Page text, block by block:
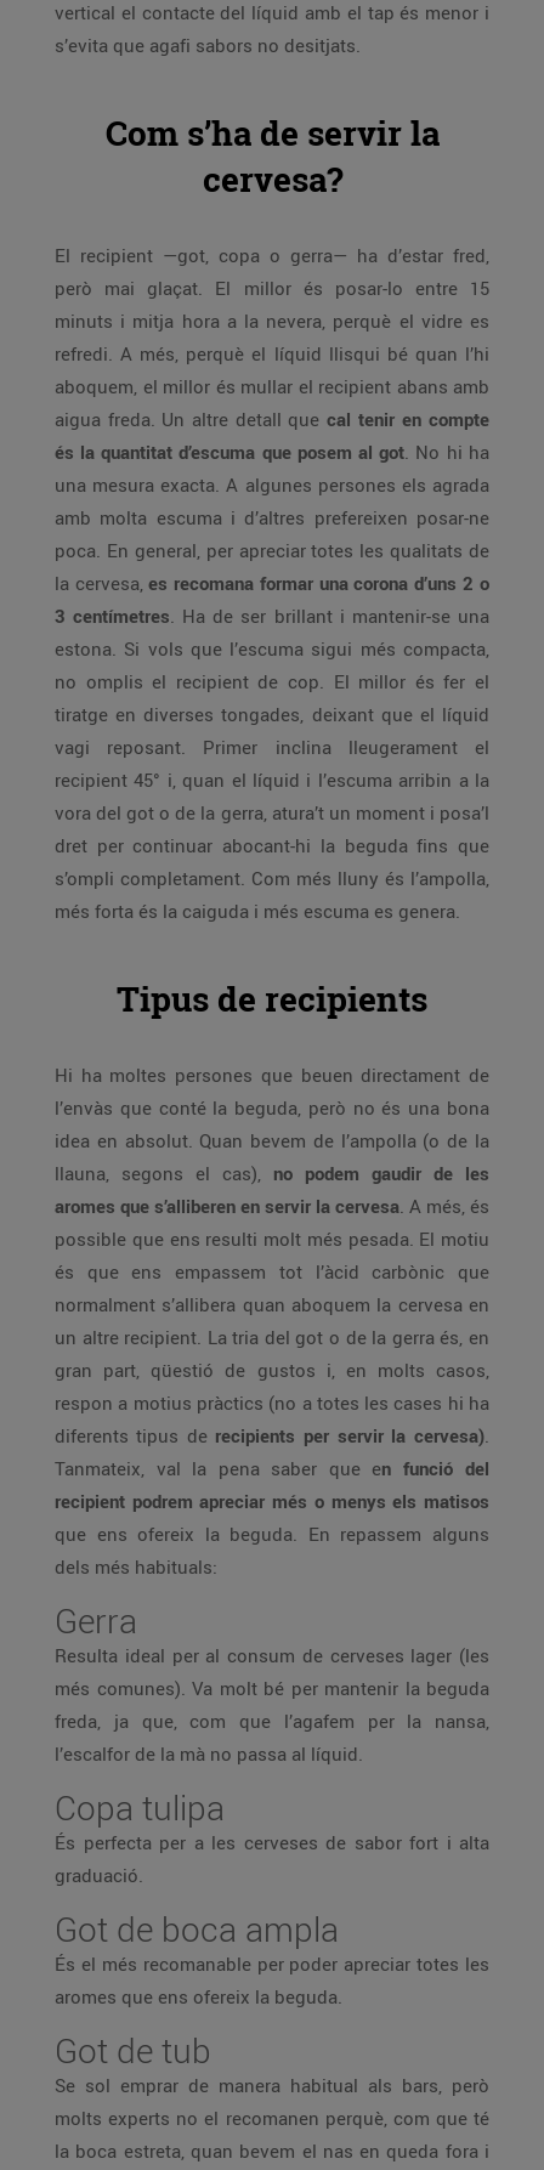
vertical el contacte del líquid amb el tap és menor i
s’evita que agafi sabors no desitjats.
Com s’ha de servir la
cervesa?
El recipient —got, copa o gerra— ha d’estar fred,
però mai glaçat. El millor és posar-lo entre 15
minuts i mitja hora a la nevera, perquè el vidre es
refredi. A més, perquè el líquid llisqui bé quan l’hi
aboquem, el millor és mullar el recipient abans amb
aigua freda. Un altre detall que cal tenir en compte
és la quantitat d’escuma que posem al got. No hi ha
una mesura exacta. A algunes persones els agrada
amb molta escuma i d’altres prefereixen posar-ne
poca. En general, per apreciar totes les qualitats de
la cervesa, es recomana formar una corona d’uns 2 o
3 centímetres. Ha de ser brillant i mantenir-se una
estona. Si vols que l’escuma sigui més compacta,
no omplis el recipient de cop. El millor és fer el
tiratge en diverses tongades, deixant que el líquid
vagi reposant. Primer inclina lleugerament el
recipient 45° i, quan el líquid i l’escuma arribin a la
vora del got o de la gerra, atura’t un moment i posa’l
dret per continuar abocant-hi la beguda fins que
s’ompli completament. Com més lluny és l’ampolla,
més forta és la caiguda i més escuma es genera.
Tipus de recipients
Hi ha moltes persones que beuen directament de
l’envàs que conté la beguda, però no és una bona
idea en absolut. Quan bevem de l’ampolla (o de la
llauna, segons el cas), no podem gaudir de les
aromes que s’alliberen en servir la cervesa. A més, és
possible que ens resulti molt més pesada. El motiu
és que ens empassem tot l’àcid carbònic que
normalment s’allibera quan aboquem la cervesa en
un altre recipient. La tria del got o de la gerra és, en
gran part, qüestió de gustos i, en molts casos,
respon a motius pràctics (no a totes les cases hi ha
diferents tipus de recipients per servir la cervesa).
Tanmateix, val la pena saber que en funció del
recipient podrem apreciar més o menys els matisos
que ens ofereix la beguda. En repassem alguns
dels més habituals:
Gerra
Resulta ideal per al consum de cerveses lager (les
més comunes). Va molt bé per mantenir la beguda
freda, ja que, com que l’agafem per la nansa,
l’escalfor de la mà no passa al líquid.
Copa tulipa
És perfecta per a les cerveses de sabor fort i alta
graduació.
Got de boca ampla
És el més recomanable per poder apreciar totes les
aromes que ens ofereix la beguda.
Got de tub
Se sol emprar de manera habitual als bars, però
molts experts no el recomanen perquè, com que té
la boca estreta, quan bevem el nas en queda fora i